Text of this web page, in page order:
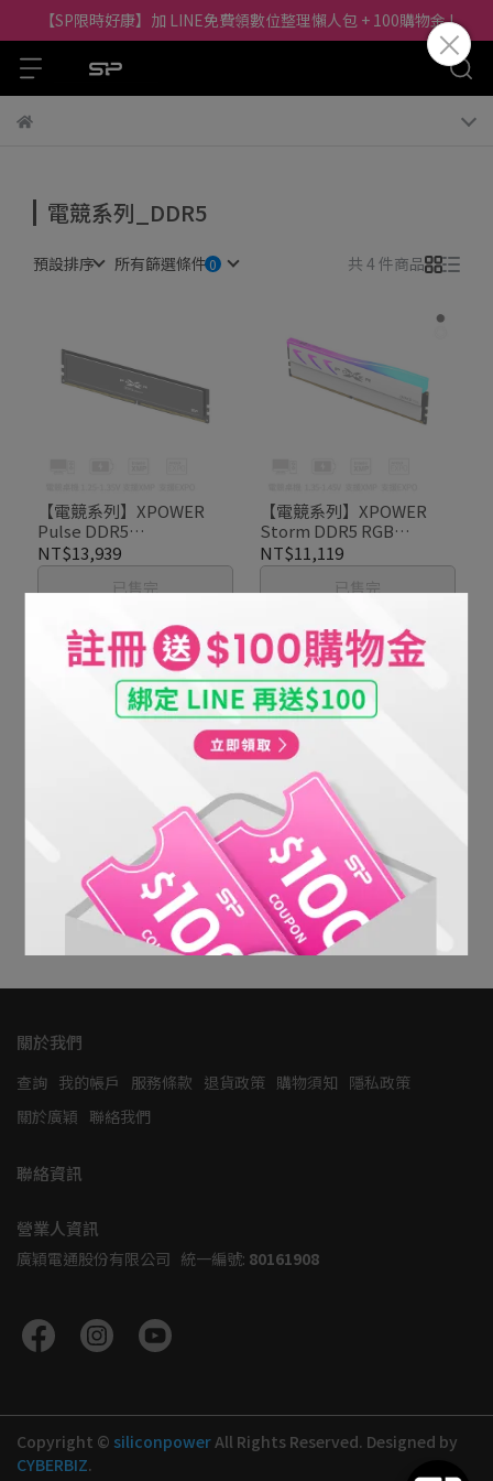
【SP限時好康】加 LINE免費領數位整理懶人包 + 100購物金 !
電競系列_DDR5
預設排序 所有篩選條件 共 4 件商品
【電競系列】XPOWER
Pulse DDR5
5600/6000/6400 16/32GB
超頻記憶體
NT$13,939
已售完
【電競系列】XPOWER
Storm DDR5 RGB
6000/6400/6800/7200
16/32GB 超頻記憶體
NT$11,119
已售完
XPOWER_Zenith DDR5
5600 6000 桌上型超頻記憶
體(RGB)
NT$14,509
已售完
【電競系列】
XPOWER_Zenith DDR5
5600 6000 桌上型超頻記憶
體(非RGB)
NT$21,979
已售完
關於我們
查詢 我的帳戶 服務條款 退貨政策 購物須知 隱私政策
關於廣穎 聯絡我們
聯絡資訊
營業人資訊
廣穎電通股份有限公司   統一編號: 80161908
Copyright © siliconpowerAll Rights Reserved. Designed by
CYBERBIZ.